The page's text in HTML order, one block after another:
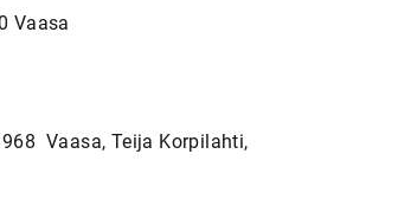
Vaasa
Vaasa, Teija Korpilahti,